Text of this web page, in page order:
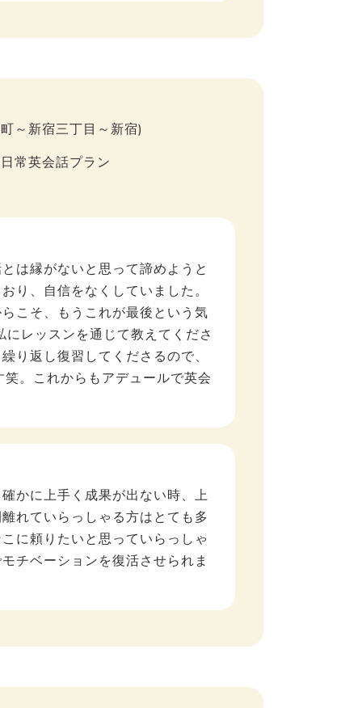
～新宿三丁目～新宿)
常英会話プラン
は縁がないと思って諦めようと
り、自信をなくしていました。
こそ、もうこれが最後という気
レッスンを通じて教えてくださ
り返し復習してくださるので、
。これからもアデュールで英会
かに上手く成果が出ない時、上
れていらっしゃる方はとても多
に頼りたいと思っていらっしゃ
チベーションを復活させられま